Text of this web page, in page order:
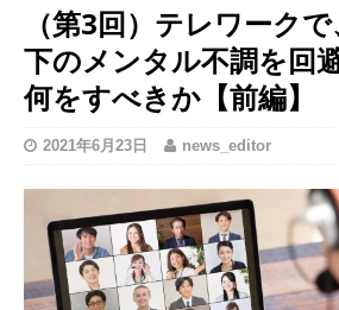
（第3回）テレワーク
下のメンタル不調を回
何をすべきか【前編】
2021年6月23日 news_editor